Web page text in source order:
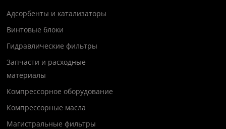
Адсорбенты и катализаторы
Винтовые блоки
Гидравлические фильтры
Запчасти и расходные
материалы
Компрессорное оборудование
Компрессорные масла
Магистральные фильтры